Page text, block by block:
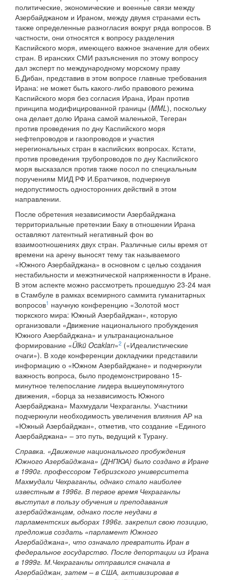
политические, экономические и военные связи между
Азербайджаном и Ираном, между двумя странами есть
также определенные разногласия вокруг ряда вопросов. В
частности, они относятся к вопросу разделения
Каспийского моря, имеющего важное значение для обеих
стран. В иранских СМИ разъяснения по этому вопросу
дал эксперт по международному морскому праву
Б.Дибан, представив в этом вопросе главные требования
Ирана: не может быть какого-либо правового режима
Каспийского моря без согласия Ирана, Иран против
принципа модифицированной границы (MML), поскольку
она делает долю Ирана самой маленькой, Тегеран
против проведения по дну Каспийского моря
нефтепроводов и газопроводов и участия
нерегиональных стран в каспийских вопросах. Кстати,
против проведения трубопроводов по дну Каспийского
моря высказался против также посол по специальным
поручениям МИД РФ И.Братчиков, подчеркнув
недопустимость односторонних действий в этом
направлении.
После обретения независимости Азербайджана
территориальные претензии Баку в отношении Ирана
оставляют латентный негативный фон во
взаимоотношениях двух стран. Различные силы время от
времени на арену выносят тему так называемого
«Южного Азербайджана» в основном с целью создания
нестабильности и межэтнической напряженности в Иране.
В этом аспекте можно рассмотреть прошедшую 23-24 мая
в Стамбуле в рамках всемирного саммита гуманитарных
вопросов1 научную конференцию «Золотой мост
тюркского мира: Южный Азербайджан», которую
организовали «Движение национального пробуждения
Южного Азербайджана» и ультранациональное
формирование «Ülkü Ocakları»2 («Идеалистические
очаги»). В ходе конференции докладчики представили
информацию о «Южном Азербайджане» и подчеркнули
важность вопроса, было продемонстрировано 15-
минутное телепослание лидера вышеупомянутого
движения, «борца за независимость Южного
Азербайджана» Махмудали Чехраганлы. Участники
подчеркнули необходимость увеличения влияния АР на
«Южный Азербайджан», отметив, что создание «Единого
Азербайджана» – это путь, ведущий к Турану.
Справка. «Движение национального пробуждения
Южного Азербайджана» (ДНПЮА) было создано в Иране
в 1990г. профессором Тебризского университета
Махмудали Чехраганлы, однако стало наиболее
известным в 1996г. В первое время Чехраганлы
выступал в пользу обучения и преподавания
азербайджанцам, однако после неудачи в
парламентских выборах 1996г. закрепил свою позицию,
предложив создать «парламент Южного
Азербайджана», что означало превратить Иран в
федеральное государство. После депортации из Ирана
в 1999г. М.Чехраганлы отправился сначала в
Азербайджан, затем – в США, активизировав в